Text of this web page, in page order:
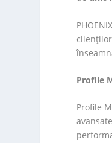
Profile
Profile